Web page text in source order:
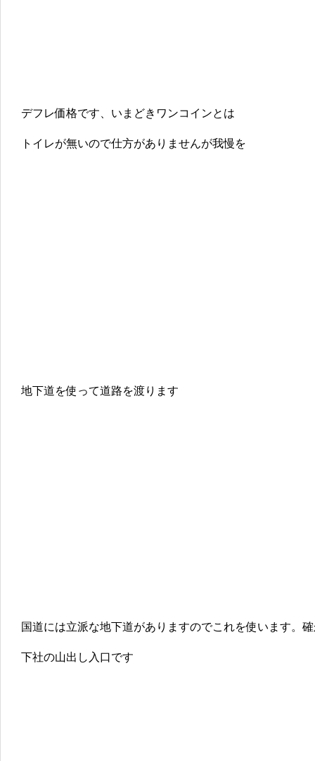
デフレ価格です、いまどきワンコインとは
トイレが無いので仕方がありませんが我慢を
地下道を使って道路を渡ります
国道には立派な地下道がありますのでこれを使います。
下社の山出し入口です